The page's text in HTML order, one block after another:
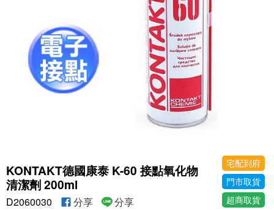
KONTAKT德國康泰 K-60 接點氧化物
清潔劑 200ml
宅配到府
門市取貨
超商取貨
D2060030 分享 分享